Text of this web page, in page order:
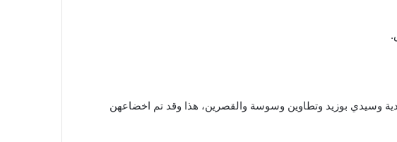
تعرض 9 فتيات للحقن من قبل أشخاص مجهولة، 2 في ولاية قفصة 3 في المهدية وسيدي بوزيد وتطاوين وسوسة والقصرين، هذا وقد تم اخضاعهن